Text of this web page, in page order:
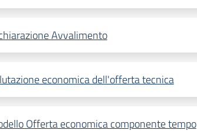
Avvalimento
economica dell'offerta tecnica
Offerta economica componente tempo